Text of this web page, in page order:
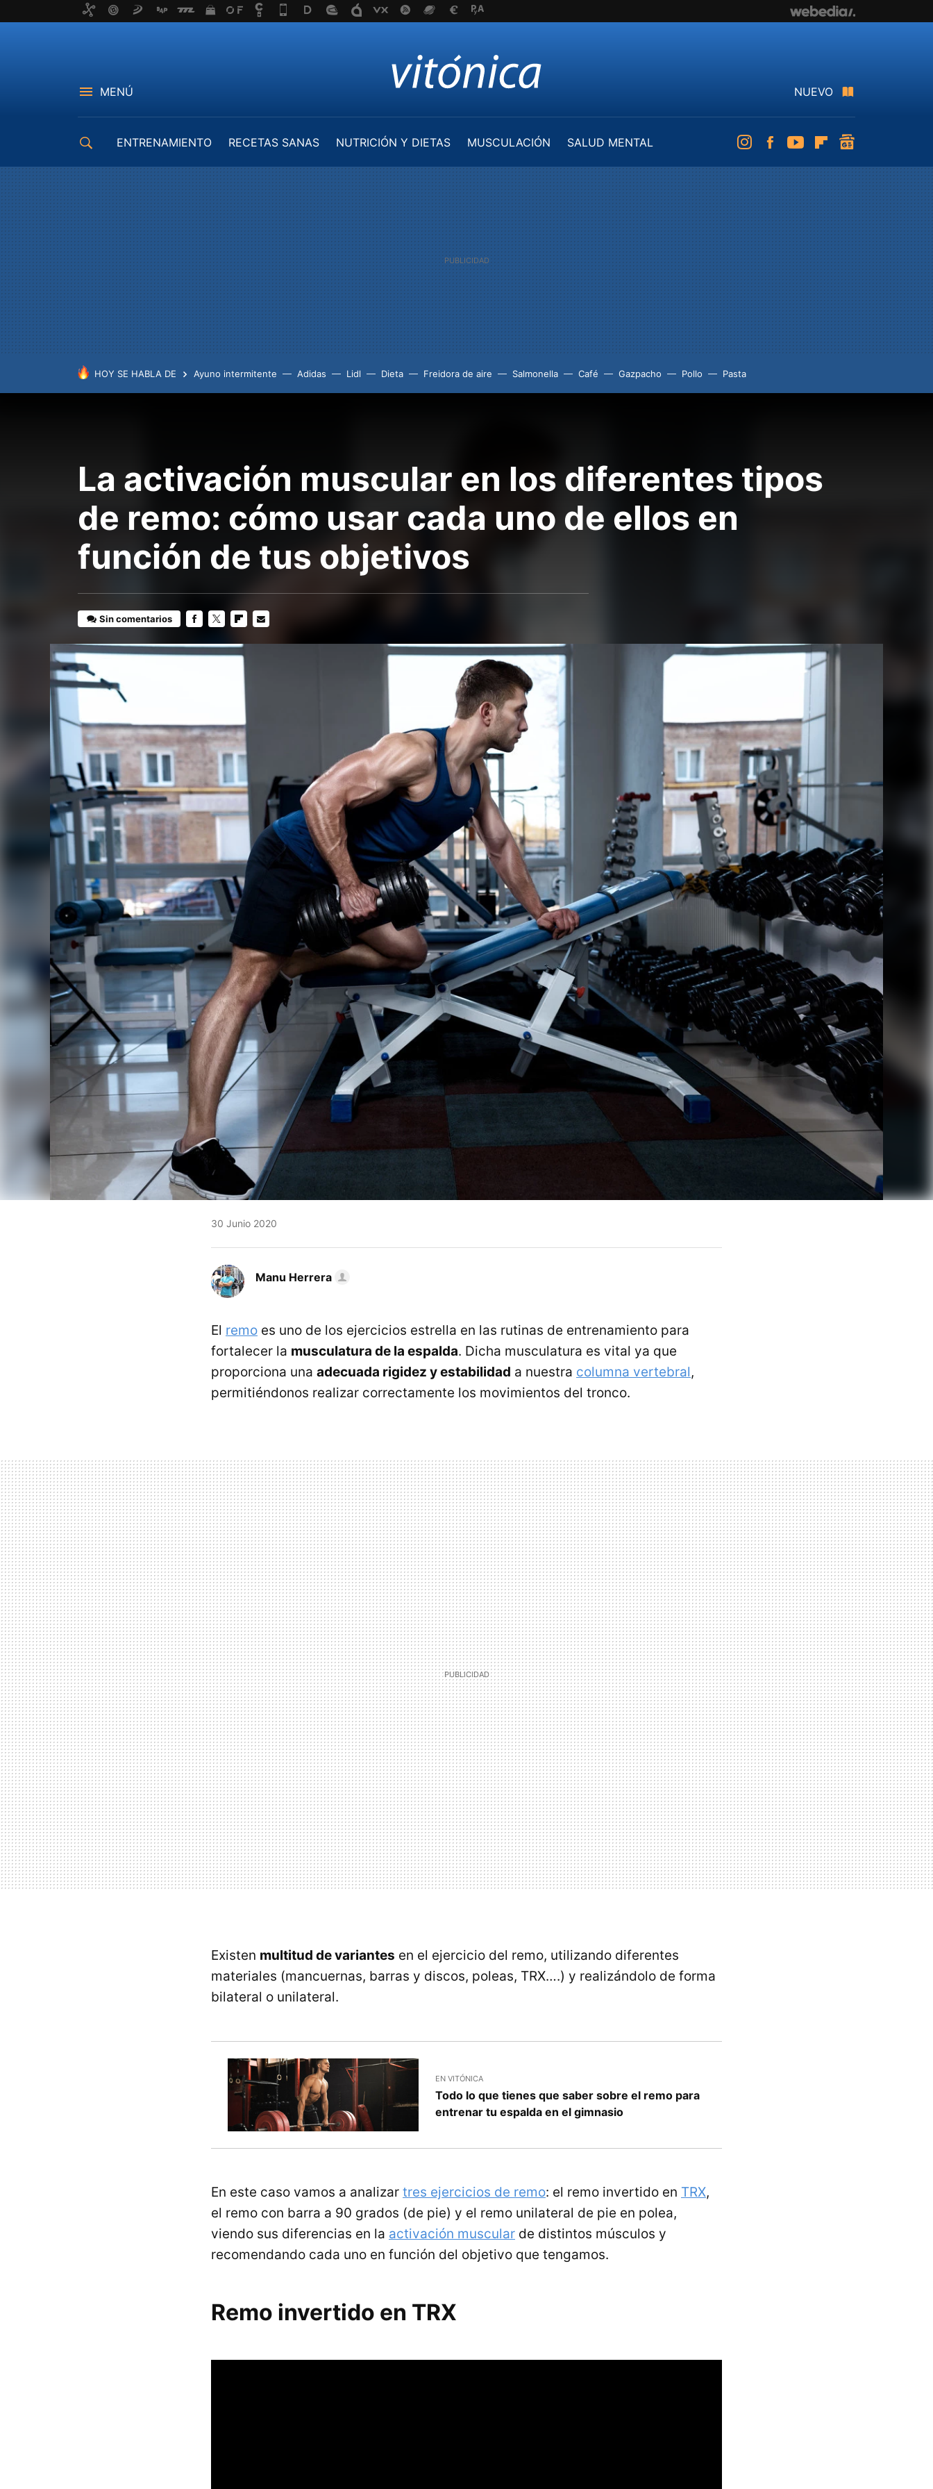
MENÚ NUEVO
ENTRENAMIENTO RECETAS SANAS NUTRICIÓN Y DIETAS MUSCULACIÓN
SALUD MENTAL
InstagramFacebookYoutubeFlipboard
HOY SE HABLA DE Ayuno intermitente Adidas Lidl Dieta Freidora de aire Salmonella Café Gazpacho Pollo Pasta
La activación muscular en los diferentes tipos
de remo: cómo usar cada uno de ellos en
función de tus objetivos
Sin comentarios
30 Junio 2020
Manu Herrera
El remo es uno de los ejercicios estrella en las rutinas de entrenamiento para
fortalecer la musculatura de la espalda. Dicha musculatura es vital ya que
proporciona una adecuada rigidez y estabilidad a nuestra columna vertebral,
permitiéndonos realizar correctamente los movimientos del tronco.
Existen multitud de variantes en el ejercicio del remo, utilizando diferentes
materiales (mancuernas, barras y discos, poleas, TRX….) y realizándolo de forma
bilateral o unilateral.
EN VITÓNICA
Todo lo que tienes que saber sobre el remo para
entrenar tu espalda en el gimnasio
En este caso vamos a analizar tres ejercicios de remo: el remo invertido en TRX,
el remo con barra a 90 grados (de pie) y el remo unilateral de pie en polea,
viendo sus diferencias en la activación muscular de distintos músculos y
recomendando cada uno en función del objetivo que tengamos.
Remo invertido en TRX